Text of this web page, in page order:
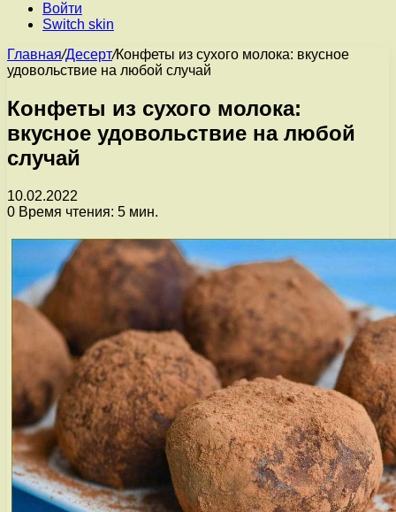
Войти
Switch skin
Главная/Десерт/Конфеты из сухого молока: вкусное
удовольствие на любой случай
Конфеты из сухого молока:
вкусное удовольствие на любой
случай
10.02.2022
0 Время чтения: 5 мин.